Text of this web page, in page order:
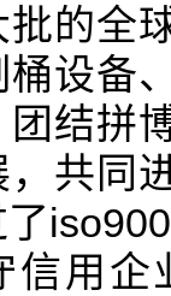
批的全
桶设备
团结拼
，共同
信用企